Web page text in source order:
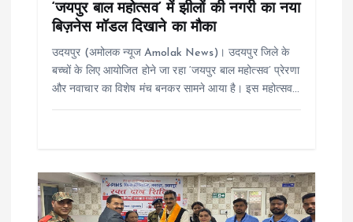
‘जयपुर बाल महोत्सव’ में झीलों की नगरी का नया
बिज़नेस मॉडल दिखाने का मौका
उदयपुर (अमोलक न्यूज Amolak News)। उदयपुर जिले के
बच्चों के लिए आयोजित होने जा रहा ‘जयपुर बाल महोत्सव’ प्रेरणा
और नवाचार का विशेष मंच बनकर सामने आया है। इस महोत्सव…